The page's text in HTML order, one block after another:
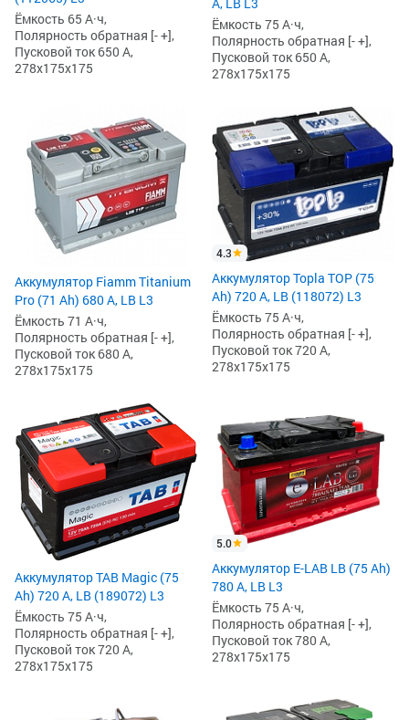
Ёмкость 65 А·ч,
Полярность обратная [- +],
Пусковой ток 650 А,
278x175x175
Ёмкость 75 А·ч,
Полярность обратная [- +],
Пусковой ток 650 А,
278x175x175
Аккумулятор Fiamm Titanium
Pro (71 Ah) 680 А, LB L3
Ёмкость 71 А·ч,
Полярность обратная [- +],
Пусковой ток 680 А,
278x175x175
4.3
Аккумулятор Topla TOP (75
Ah) 720 А, LB (118072) L3
Ёмкость 75 А·ч,
Полярность обратная [- +],
Пусковой ток 720 А,
278x175x175
Аккумулятор TAB Magic (75
Ah) 720 А, LB (189072) L3
Ёмкость 75 А·ч,
Полярность обратная [- +],
Пусковой ток 720 А,
278x175x175
5.0
Аккумулятор E-LAB LB (75 Ah)
780 А, LB L3
Ёмкость 75 А·ч,
Полярность обратная [- +],
Пусковой ток 780 А,
278x175x175